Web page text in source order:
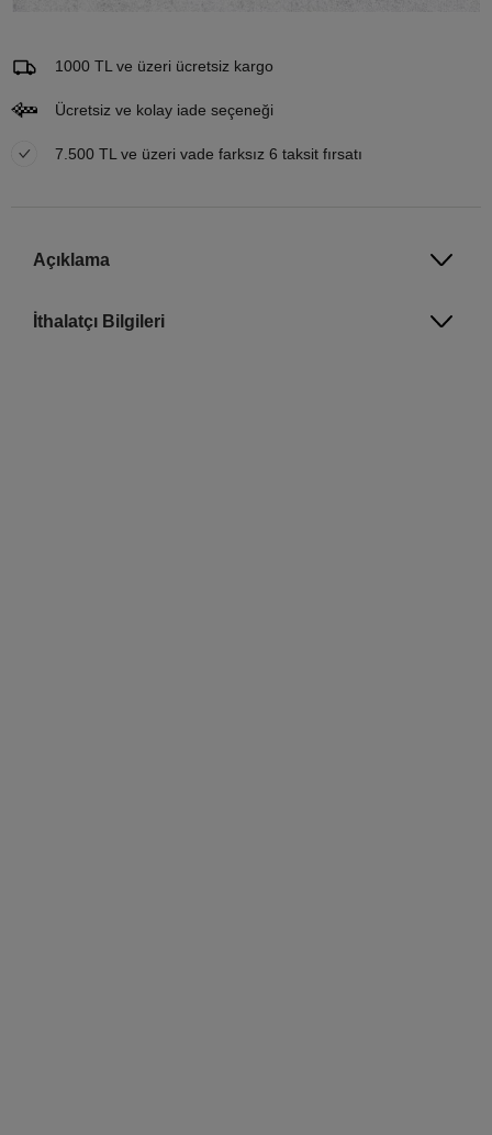
1000 TL ve üzeri ücretsiz kargo
Ücretsiz ve kolay iade seçeneği
7.500 TL ve üzeri vade farksız 6 taksit fırsatı
Açıklama
İthalatçı Bilgileri